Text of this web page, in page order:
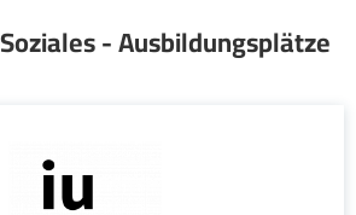
- Ausbildungsplätze